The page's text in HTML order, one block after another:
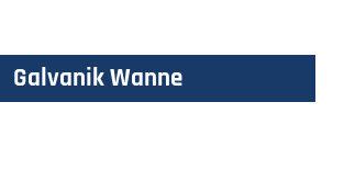
Galvanik Wanne